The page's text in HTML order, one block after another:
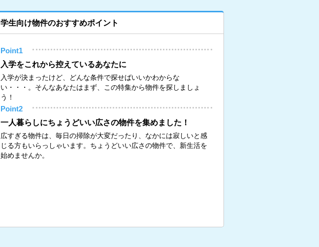
学生向け物件のおすすめポイント
Point1
入学をこれから控えているあなたに
入学が決まったけど、どんな条件で探せばいいかわからな
い・・・。そんなあなたはまず、この特集から物件を探しましょ
う！
Point2
一人暮らしにちょうどいい広さの物件を集めました！
広すぎる物件は、毎日の掃除が大変だったり、なかには寂しいと感
じる方もいらっしゃいます。ちょうどいい広さの物件で、新生活を
始めませんか。